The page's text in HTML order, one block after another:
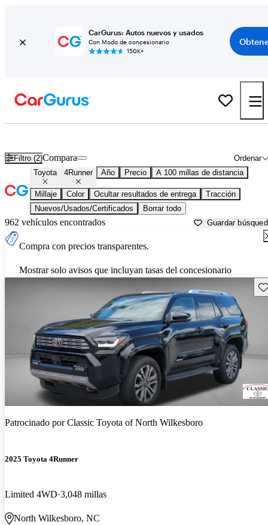
CarGurus: Autos nuevos y usados
Con Modo de concesionario
150K+
Filtro (2) Ordenar
Compara
Toyota 4Runner Año Precio A 100 millas de distancia
Millaje Color Ocultar resultados de entrega
Tracción
Nuevos/Usados/Certificados
Borrar todo
962 vehículos encontrados Guardar
Compra con precios transparentes.
Mostrar solo avisos que incluyan tasas del concesionario
Patrocinado porClassic Toyota of North Wilkesboro
2025 Toyota 4Runner
Limited 4WD 3,048 millas
North Wilkesboro, NC